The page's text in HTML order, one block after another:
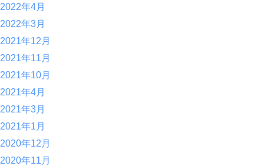
2022年4月
2022年3月
2021年12月
2021年11月
2021年10月
2021年4月
2021年3月
2021年1月
2020年12月
2020年11月